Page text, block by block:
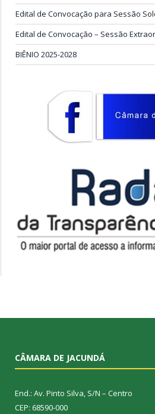
Edital de Convocação para Sessão
Edital de Convocação – Sessão
BIÊNIO 2025-2028
CÂMARA DE JACUNDÁ
End.: Av. Pinto Silva, S/N – Centro
CEP: 68590-000